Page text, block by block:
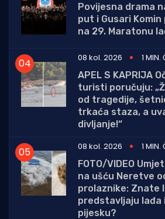
Povijesna drama
put i Gusari
na 29. Maratonu
08 kol. 2026
1 MIN.
APEL S KAPRIJA
turisti poručuju:
od tragedije,
trkaća staza, a
divljanje!“
08 kol. 2026
1 MIN.
FOTO/VIDEO
na ušću Neretve
prolaznike: Znate
predstavljaju lađa
pijesku?